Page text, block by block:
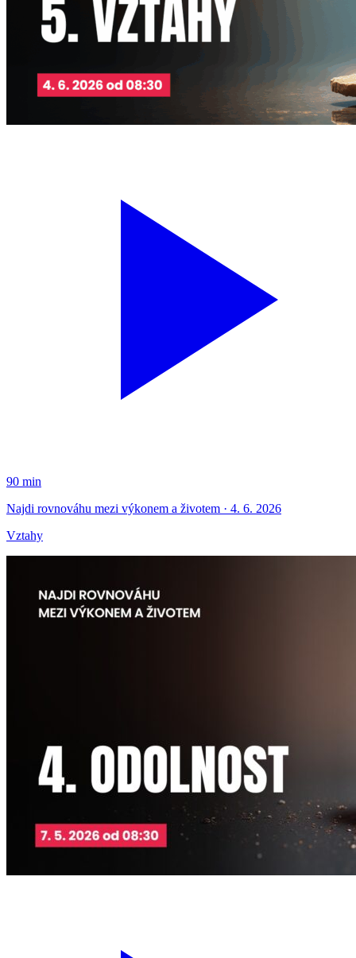
90 min
Najdi rovnováhu mezi výkonem a životem · 4. 6. 2026
Vztahy